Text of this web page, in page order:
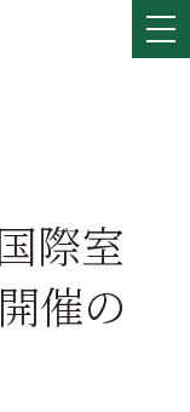
際室
催の